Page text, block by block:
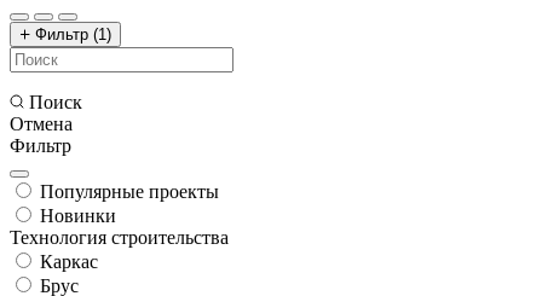
Фильтр (1)
Поиск
Отмена
Фильтр
Популярные проекты
Новинки
Технология строительства
Каркас
Брус